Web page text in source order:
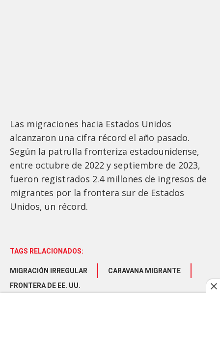
Las migraciones hacia Estados Unidos
alcanzaron una cifra récord el año pasado.
Según la patrulla fronteriza estadounidense,
entre octubre de 2022 y septiembre de 2023,
fueron registrados 2.4 millones de ingresos de
migrantes por la frontera sur de Estados
Unidos, un récord.
TAGS RELACIONADOS:
MIGRACIÓN IRREGULAR
CARAVANA MIGRANTE
FRONTERA DE EE. UU.